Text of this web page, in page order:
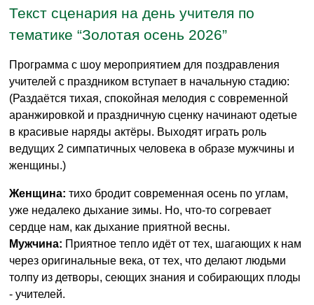
Текст сценария на день учителя по
тематике “Золотая осень 2026”
Программа с шоу мероприятием для поздравления
учителей с праздником вступает в начальную стадию:
(Раздаётся тихая, спокойная мелодия с современной
аранжировкой и праздничную сценку начинают одетые
в красивые наряды актёры. Выходят играть роль
ведущих 2 симпатичных человека в образе мужчины и
женщины.)
Женщина: тихо бродит современная осень по углам,
уже недалеко дыхание зимы. Но, что-то согревает
сердце нам, как дыхание приятной весны.
Мужчина: Приятное тепло идёт от тех, шагающих к нам
через оригинальные века, от тех, что делают людьми
толпу из детворы, сеющих знания и собирающих плоды
- учителей.